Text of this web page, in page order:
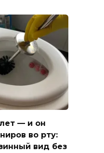
— и он
во рту:
вид без